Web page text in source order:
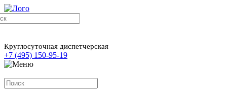
Круглосуточная диспетчерская
+7 (495) 150-95-19